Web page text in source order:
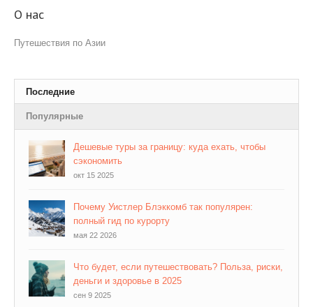
О нас
Путешествия по Азии
Последние
Популярные
Дешевые туры за границу: куда ехать, чтобы
сэкономить
окт 15 2025
Почему Уистлер Блэккомб так популярен:
полный гид по курорту
мая 22 2026
Что будет, если путешествовать? Польза, риски,
деньги и здоровье в 2025
сен 9 2025